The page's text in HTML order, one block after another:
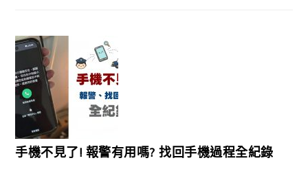
手機不見了! 報警有用嗎? 找回手機過程全紀錄